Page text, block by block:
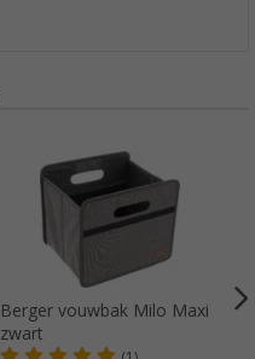
Berger vouwbak Milo Maxi
zwart